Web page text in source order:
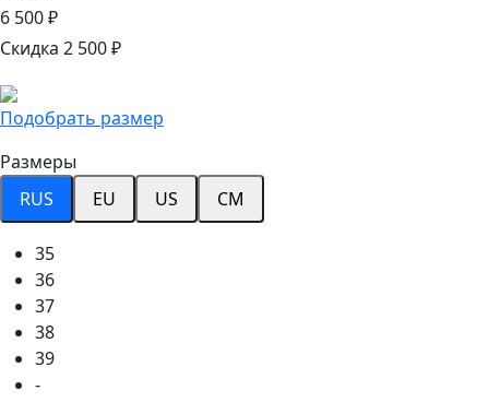
6 500 ₽
Скидка 2 500 ₽
Подобрать размер
Размеры
RUS
EU US CM
35
36
37
38
39
-